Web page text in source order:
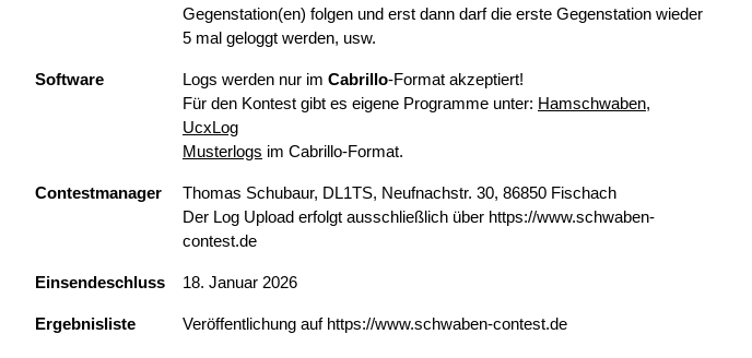
Gegenstation(en) folgen und erst dann darf die erste Gegenstation wieder
5 mal geloggt werden, usw.
Software Logs werden nur im Cabrillo-Format akzeptiert!
Für den Kontest gibt es eigene Programme unter: Hamschwaben,
UcxLog
Musterlogs im Cabrillo-Format.
Contestmanager
Thomas Schubaur, DL1TS, Neufnachstr. 30, 86850 Fischach
Der Log Upload erfolgt ausschließlich über https://www.schwaben-
contest.de
Einsendeschluss 18. Januar 2026
Ergebnisliste Veröffentlichung auf https://www.schwaben-contest.de